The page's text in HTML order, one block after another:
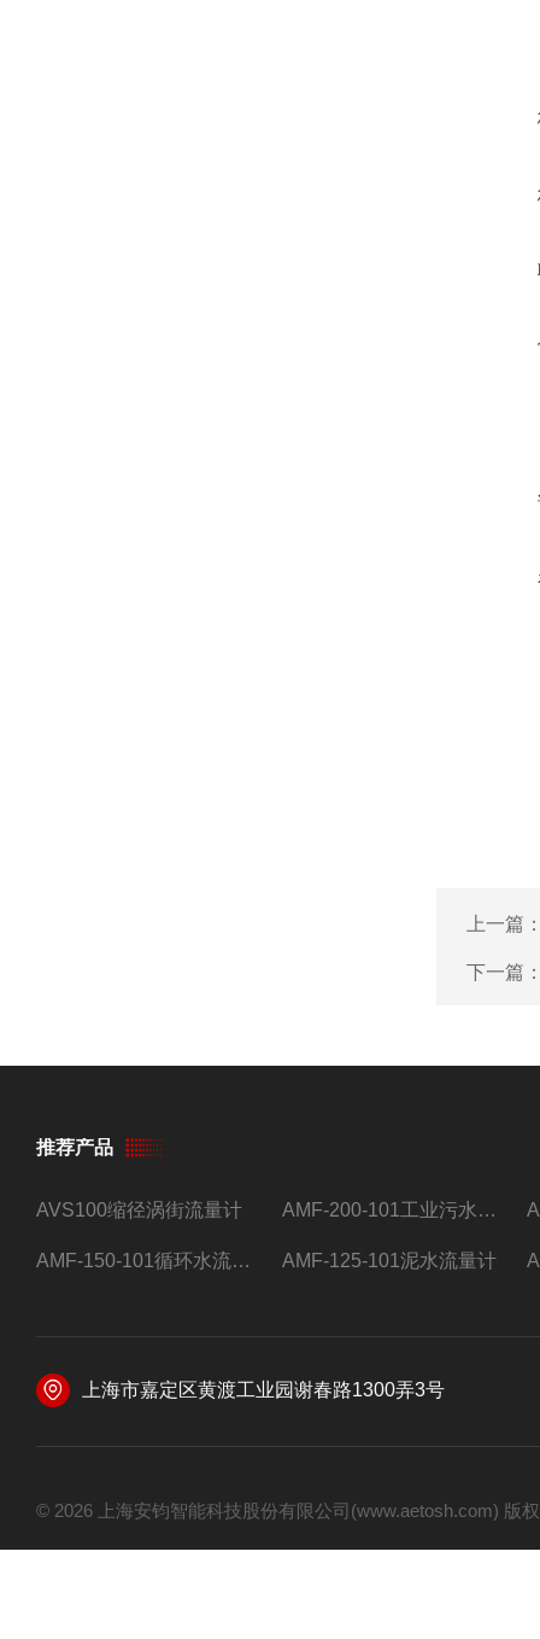
上一篇
下一篇
推荐产品
AVS100缩径涡街流量计 AMF-200-101工业污水流量计
AMF-150-101循环水流量计,电磁流量计 AMF-125-101泥水流量计
上海市嘉定区黄渡工业园谢春路1300弄3号
© 2026 上海安钧智能科技股份有限公司(www.aetosh.com)